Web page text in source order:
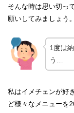
そんな時は思い切っ
願いしてみましょう。
1度は
う…
私はイメチェンが好
ど様々なメニューを